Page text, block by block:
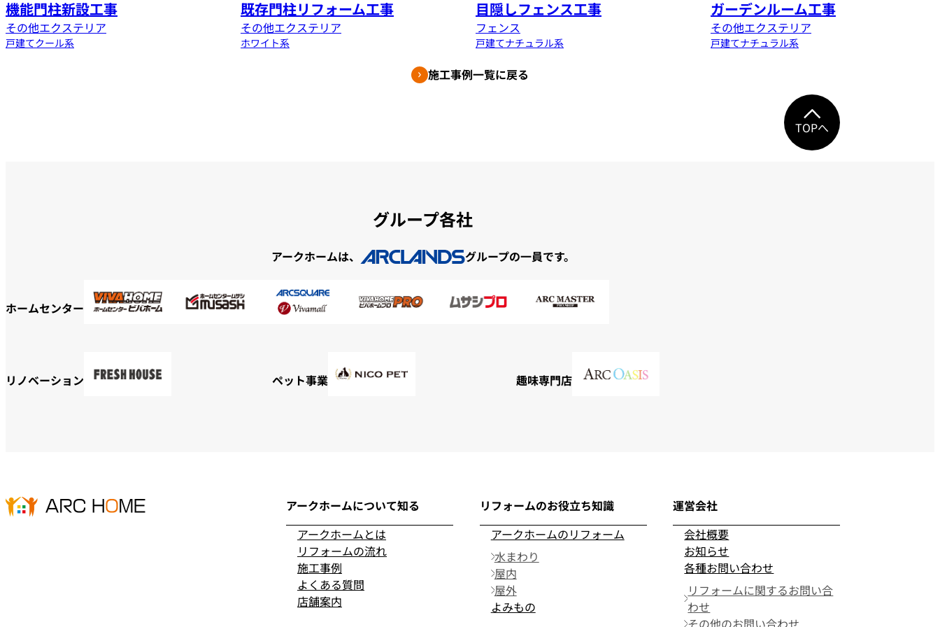
機能門柱新設工事
その他エクステリア
戸建てクール系
既存門柱リフォーム工事
その他エクステリア
ホワイト系
目隠しフェンス工事
フェンス
戸建てナチュラル系
ガーデンルーム工事
その他エクステリア
戸建てナチュラル系
施工事例一覧に戻る
TOPへ
グループ各社
アークホームは、 グループの一員です。
ホームセンター
リノベーション ペット事業 趣味専門店
アークホームについて知る
アークホームとは
リフォームの流れ
施工事例
よくある質問
店舗案内
リフォームのお役立ち知識
アークホームのリフォーム
水まわり
屋内
屋外
よみもの
運営会社
会社概要
お知らせ
各種お問い合わせ
リフォームに関するお問い合
わせ
その他のお問い合わせ